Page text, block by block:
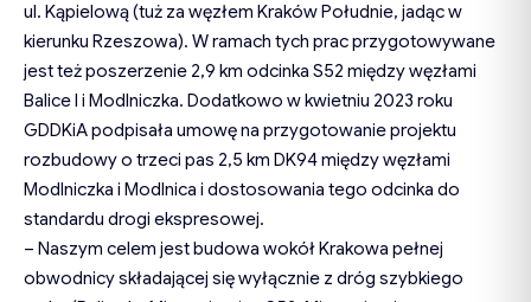
ul. Kąpielową (tuż za węzłem Kraków Południe, jadąc w
kierunku Rzeszowa). W ramach tych prac przygotowywane
jest też poszerzenie 2,9 km odcinka S52 między węzłami
Balice I i Modlniczka. Dodatkowo w kwietniu 2023 roku
GDDKiA podpisała umowę na przygotowanie projektu
rozbudowy o trzeci pas 2,5 km DK94 między węzłami
Modlniczka i Modlnica i dostosowania tego odcinka do
standardu drogi ekspresowej.
– Naszym celem jest budowa wokół Krakowa pełnej
obwodnicy składającej się wyłącznie z dróg szybkiego